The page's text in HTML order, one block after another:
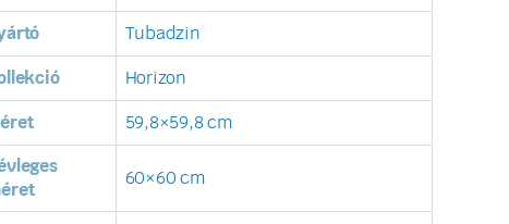
Tubadzin
Horizon
59,8×59,8 cm
60×60 cm